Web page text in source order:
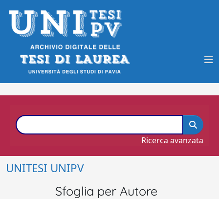
Ricerca avanzata
UNITESI UNIPV
Sfoglia per Autore